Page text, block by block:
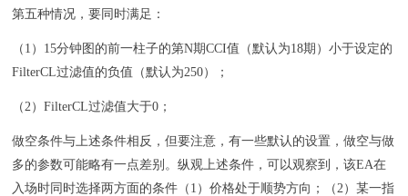
第五种情况，要同时满足：
（1）15分钟图的前一柱子的第N期CCI值（默认为18期）小于设定的
FilterCL过滤值的负值（默认为250）；
（2）FilterCL过滤值大于0；
做空条件与上述条件相反，但要注意，有一些默认的设置，做空与做
多的参数可能略有一点差别。纵观上述条件，可以观察到，该EA在
入场时同时选择两方面的条件（1）价格处于顺势方向；（2）某一指